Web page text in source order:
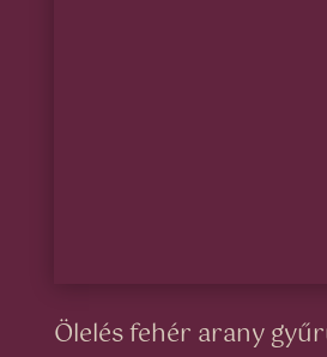
Ölelés fehér arany